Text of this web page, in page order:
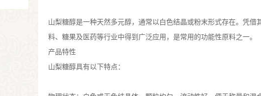
山梨糖醇是一种天然多元醇，通常以白色结晶或粉末形式存在。凭
料、糖果及医药等行业中得到广泛应用，是常用的功能性原料之一。
产品特性
山梨糖醇具有以下特点：